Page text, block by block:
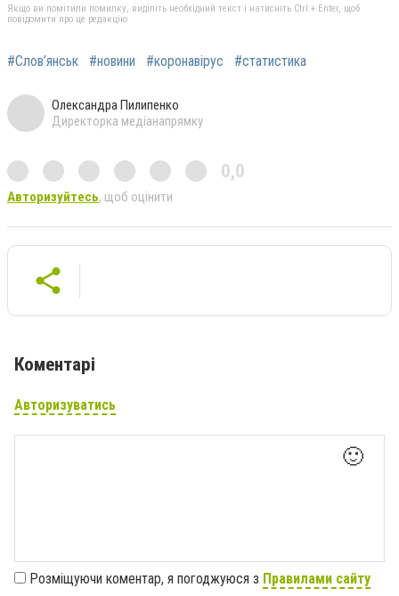
Якщо ви помітили помилку, виділіть необхідний текст і натисніть Ctrl + Enter, щоб
повідомити про це редакцію
#Слов’янськ #новини #коронавірус #статистика
Олександра Пилипенко
Директорка медіанапрямку
0,0
Авторизуйтесь, щоб оцінити
Коментарі
Авторизуватись
🙂
Розміщуючи коментар, я погоджуюся з Правилами сайту